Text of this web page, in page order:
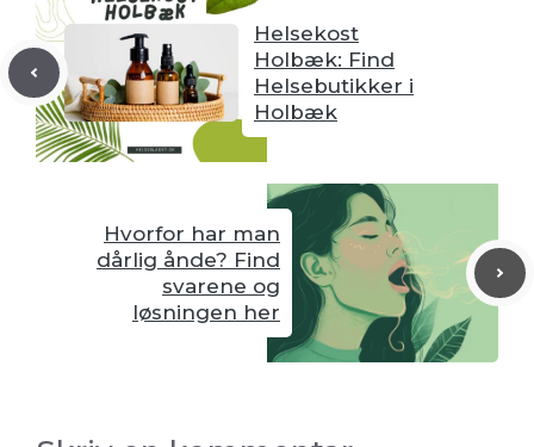
Helsekost
Holbæk: Find
Helsebutikker i
Holbæk
Hvorfor har man
dårlig ånde? Find
svarene og
løsningen her